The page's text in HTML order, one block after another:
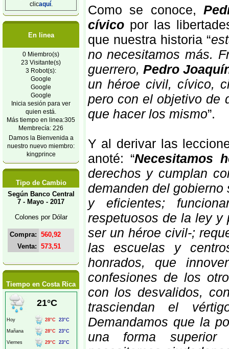
clicaquí.
En linea
0 Miembro(s)
23 Visitante(s)
3 Robot(s):
Google
Google
Google
Inicia sesión para ver
quien está.
Más tiempo en linea:305
Membrecía: 226
Damos la Bienvenida a
nuestro nuevo miembro:
kingprince
Tipo de Cambio
Según Banco Central
7 - Mayo - 2017
Colones por Dólar
Compra: 560,92
Venta: 573,51
Tiempo en Costa Rica
Como se conoce,
cívicopor las
que nuestra historia “
no necesitamos más.
guerrero, Pedro
un héroe civil, cívico,
pero con el objetivo de
que hacer los mismo”.
Y al derivar las
anoté: “Necesitamos
derechos y cumplan
demanden del
y eficientes;
respetuosos de la ley
ser un héroe civil-;
las escuelas y
honrados, que
confesiones de los
con los desvalidos,
trasciendan el
Demandamos que la
una forma superior